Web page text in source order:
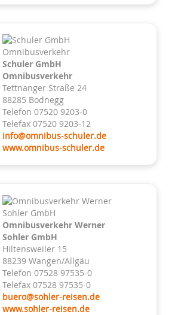
Schuler GmbH
Omnibusverkehr
Tettnanger Straße 24
88285 Bodnegg
Telefon 07520 9203-0
Telefax 07520 9203-12
info@omnibus-schuler.de
www.omnibus-schuler.de
Omnibusverkehr Werner
Sohler GmbH
Hiltensweiler 15
88239 Wangen/Allgäu
Telefon 07528 97535-0
Telefax 07528 97535-0
buero@sohler-reisen.de
www.sohler-reisen.de